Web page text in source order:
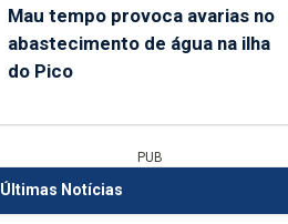
Mau tempo provoca avarias no
abastecimento de água na ilha
do Pico
PUB
Últimas Notícias